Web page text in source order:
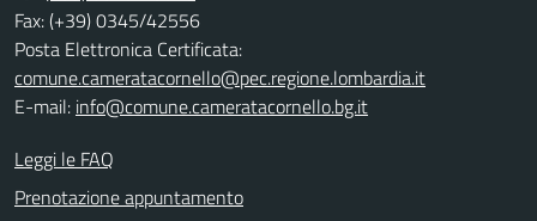
Fax: (+39) 0345/42556
Posta Elettronica Certificata:
comune.cameratacornello@pec.regione.lombardia.it
E-mail: info@comune.cameratacornello.bg.it
Leggi le FAQ
Prenotazione appuntamento